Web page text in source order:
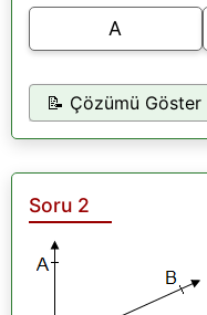
A
📝 Çözümü Göster
Soru 2